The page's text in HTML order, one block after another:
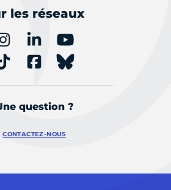
les réseaux
question ?
CONTACTEZ-NOUS